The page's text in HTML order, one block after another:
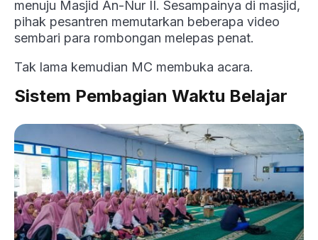
menuju Masjid An-Nur II. Sesampainya di masjid,
pihak pesantren memutarkan beberapa video
sembari para rombongan melepas penat.
Tak lama kemudian MC membuka acara.
Sistem Pembagian Waktu Belajar